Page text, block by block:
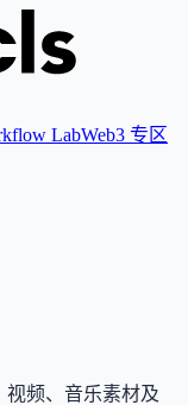
LabWeb3 专区
频、音乐素材及